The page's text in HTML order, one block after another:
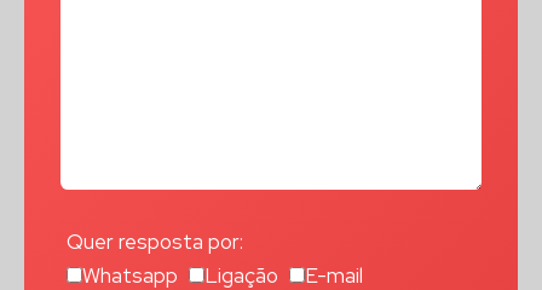
Quer resposta por:
Whatsapp
Ligação E-mail